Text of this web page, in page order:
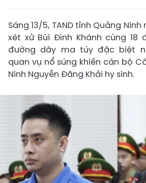
Sáng 13/5, TAND tỉnh Quảng
xét xử Bùi Đình Khánh cùng 18
đường dây ma túy đặc biệt
quan vụ nổ súng khiến cán bộ
Ninh Nguyễn Đăng Khải hy sinh.